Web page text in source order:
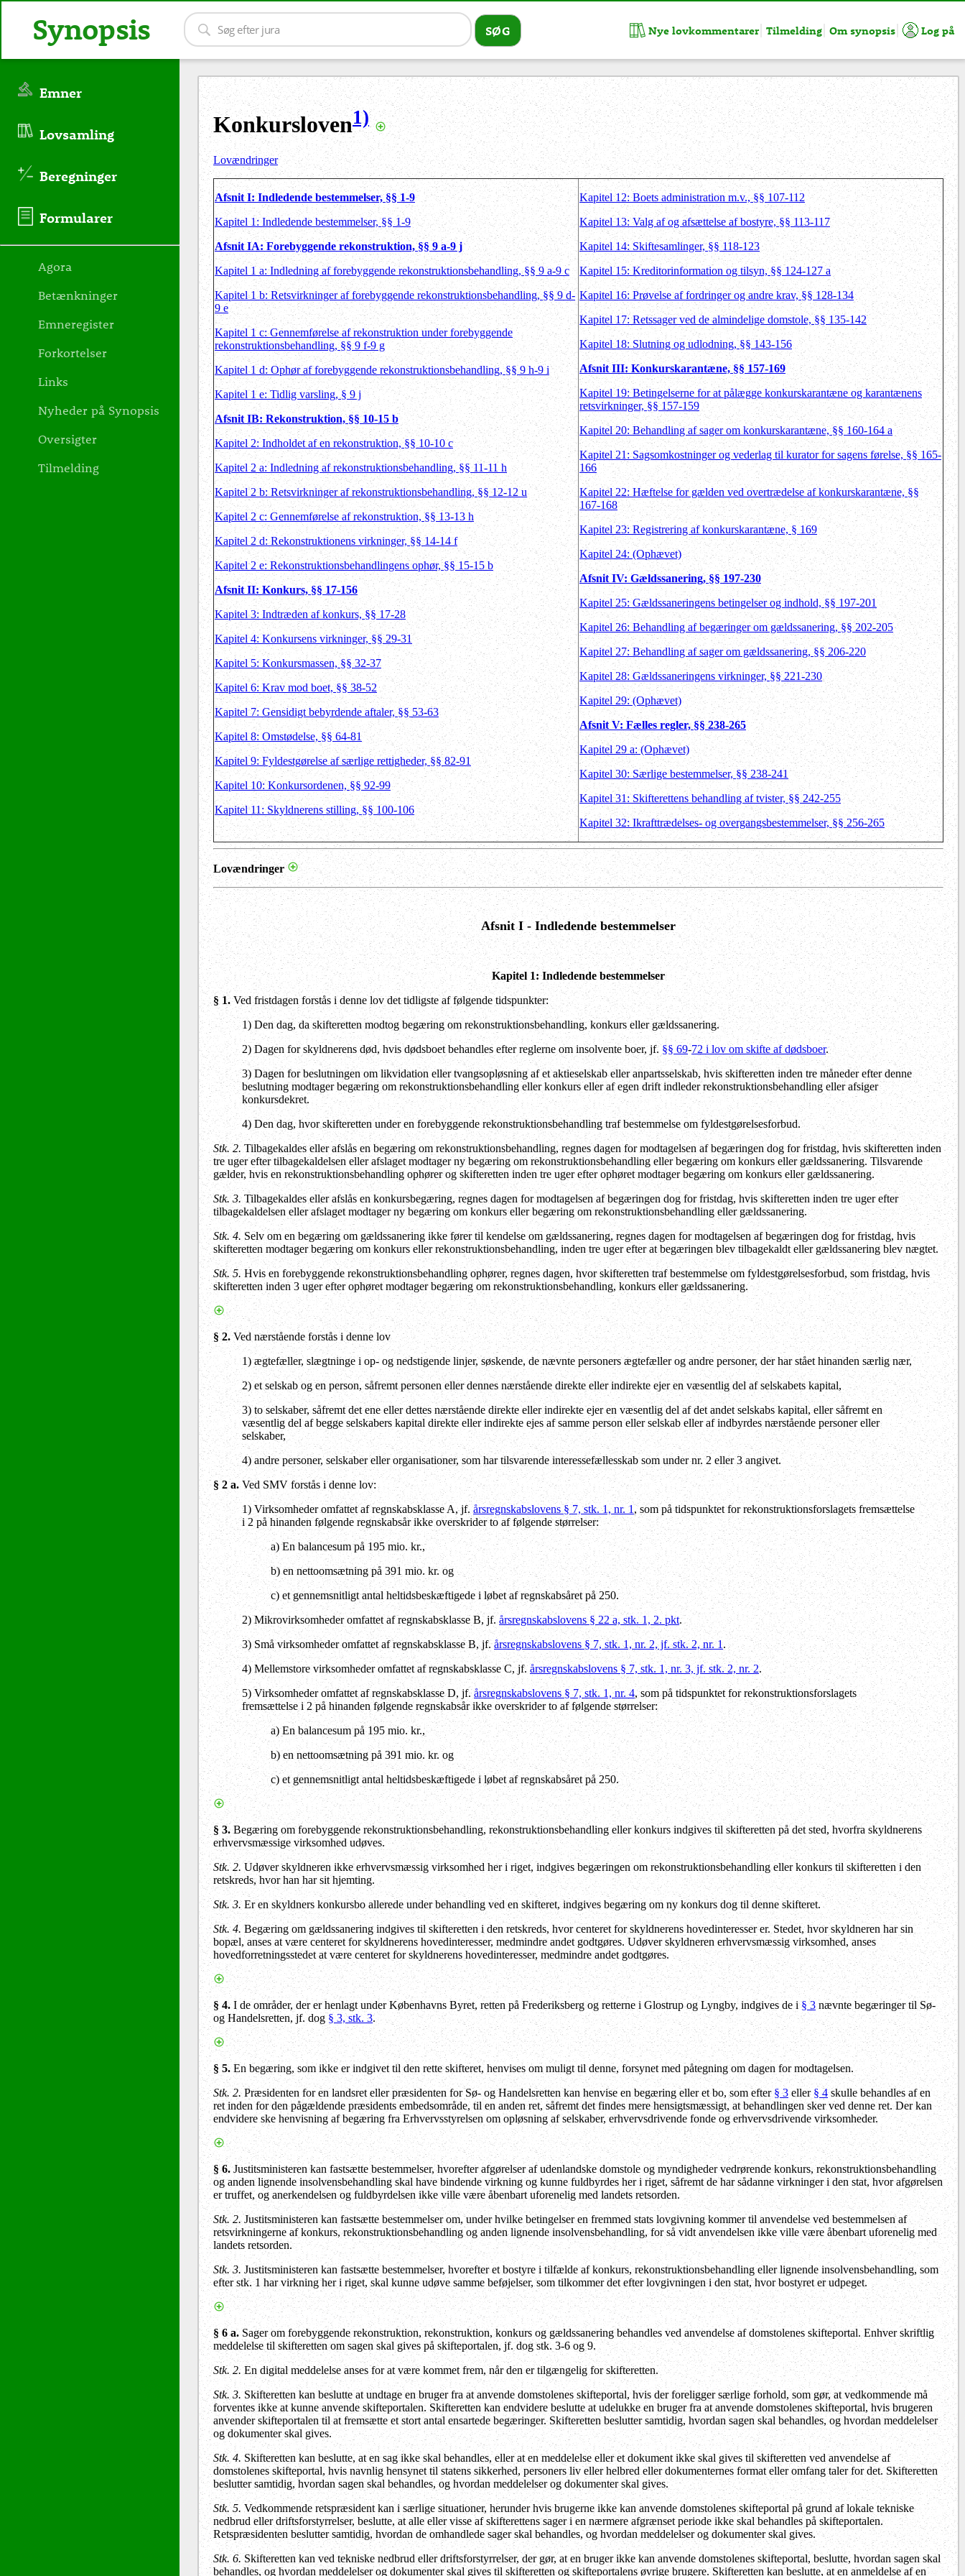
Konkursloven1)
Lovændringer
Afsnit I: Indledende bestemmelser, §§ 1-9
Kapitel 1: Indledende bestemmelser, §§ 1-9
Afsnit IA: Forebyggende rekonstruktion, §§ 9 a-9 j
Kapitel 1 a: Indledning af forebyggende rekonstruktionsbehandling, §§ 9 a-9 c
Kapitel 1 b: Retsvirkninger af forebyggende rekonstruktionsbehandling, §§ 9 d-
9 e
Kapitel 1 c: Gennemførelse af rekonstruktion under forebyggende
rekonstruktionsbehandling, §§ 9 f-9 g
Kapitel 1 d: Ophør af forebyggende rekonstruktionsbehandling, §§ 9 h-9 i
Kapitel 1 e: Tidlig varsling, § 9 j
Afsnit IB: Rekonstruktion, §§ 10-15 b
Kapitel 2: Indholdet af en rekonstruktion, §§ 10-10 c
Kapitel 2 a: Indledning af rekonstruktionsbehandling, §§ 11-11 h
Kapitel 2 b: Retsvirkninger af rekonstruktionsbehandling, §§ 12-12 u
Kapitel 2 c: Gennemførelse af rekonstruktion, §§ 13-13 h
Kapitel 2 d: Rekonstruktionens virkninger, §§ 14-14 f
Kapitel 2 e: Rekonstruktionsbehandlingens ophør, §§ 15-15 b
Afsnit II: Konkurs, §§ 17-156
Kapitel 3: Indtræden af konkurs, §§ 17-28
Kapitel 4: Konkursens virkninger, §§ 29-31
Kapitel 5: Konkursmassen, §§ 32-37
Kapitel 6: Krav mod boet, §§ 38-52
Kapitel 7: Gensidigt bebyrdende aftaler, §§ 53-63
Kapitel 8: Omstødelse, §§ 64-81
Kapitel 9: Fyldestgørelse af særlige rettigheder, §§ 82-91
Kapitel 10: Konkursordenen, §§ 92-99
Kapitel 11: Skyldnerens stilling, §§ 100-106
Kapitel 12: Boets administration m.v., §§ 107-112
Kapitel 13: Valg af og afsættelse af bostyre, §§ 113-117
Kapitel 14: Skiftesamlinger, §§ 118-123
Kapitel 15: Kreditorinformation og tilsyn, §§ 124-127 a
Kapitel 16: Prøvelse af fordringer og andre krav, §§ 128-134
Kapitel 17: Retssager ved de almindelige domstole, §§ 135-142
Kapitel 18: Slutning og udlodning, §§ 143-156
Afsnit III: Konkurskarantæne, §§ 157-169
Kapitel 19: Betingelserne for at pålægge konkurskarantæne og karantænens
retsvirkninger, §§ 157-159
Kapitel 20: Behandling af sager om konkurskarantæne, §§ 160-164 a
Kapitel 21: Sagsomkostninger og vederlag til kurator for sagens førelse, §§ 165-
166
Kapitel 22: Hæftelse for gælden ved overtrædelse af konkurskarantæne, §§
167-168
Kapitel 23: Registrering af konkurskarantæne, § 169
Kapitel 24: (Ophævet)
Afsnit IV: Gældssanering, §§ 197-230
Kapitel 25: Gældssaneringens betingelser og indhold, §§ 197-201
Kapitel 26: Behandling af begæringer om gældssanering, §§ 202-205
Kapitel 27: Behandling af sager om gældssanering, §§ 206-220
Kapitel 28: Gældssaneringens virkninger, §§ 221-230
Kapitel 29: (Ophævet)
Afsnit V: Fælles regler, §§ 238-265
Kapitel 29 a: (Ophævet)
Kapitel 30: Særlige bestemmelser, §§ 238-241
Kapitel 31: Skifterettens behandling af tvister, §§ 242-255
Kapitel 32: Ikrafttrædelses- og overgangsbestemmelser, §§ 256-265
Lovændringer
Afsnit I - Indledende bestemmelser
Kapitel 1: Indledende bestemmelser
§ 1. Ved fristdagen forstås i denne lov det tidligste af følgende tidspunkter:
1)Den dag, da skifteretten modtog begæring om rekonstruktionsbehandling, konkurs eller gældssanering.
2)Dagen for skyldnerens død, hvis dødsboet behandles efter reglerne om insolvente boer, jf.§§ 69-72 i lov om skifte af dødsboer.
3)Dagen for beslutningen om likvidation eller tvangsopløsning af et aktieselskab eller anpartsselskab, hvis skifteretten inden tre måneder efter denne
beslutning modtager begæring om rekonstruktionsbehandling eller konkurs eller af egen drift indleder rekonstruktionsbehandling eller afsiger
konkursdekret.
4) Den dag, hvor skifteretten under en forebyggende rekonstruktionsbehandling traf bestemmelse om fyldestgørelsesforbud.
Stk. 2. Tilbagekaldes eller afslås en begæring om rekonstruktionsbehandling, regnes dagen for modtagelsen af begæringen dog for fristdag, hvis skifteretten inden
tre uger efter tilbagekaldelsen eller afslaget modtager ny begæring om rekonstruktionsbehandling eller begæring om konkurs eller gældssanering. Tilsvarende
gælder, hvis en rekonstruktionsbehandling ophører og skifteretten inden tre uger efter ophøret modtager begæring om konkurs eller gældssanering.
Stk. 3. Tilbagekaldes eller afslås en konkursbegæring, regnes dagen for modtagelsen af begæringen dog for fristdag, hvis skifteretten inden tre uger efter
tilbagekaldelsen eller afslaget modtager ny begæring om konkurs eller begæring om rekonstruktionsbehandling eller gældssanering.
Stk. 4. Selv om en begæring om gældssanering ikke fører til kendelse om gældssanering, regnes dagen for modtagelsen af begæringen dog for fristdag, hvis
skifteretten modtager begæring om konkurs eller rekonstruktionsbehandling, inden tre uger efter at begæringen blev tilbagekaldt eller gældssanering blev nægtet.
Stk. 5.Hvis en forebyggende rekonstruktionsbehandling ophører, regnes dagen, hvor skifteretten traf bestemmelse om fyldestgørelsesforbud, som fristdag, hvis
skifteretten inden 3 uger efter ophøret modtager begæring om rekonstruktionsbehandling, konkurs eller gældssanering.
§ 2.Ved nærstående forstås i denne lov
1) ægtefæller, slægtninge i op- og nedstigende linjer, søskende, de nævnte personers ægtefæller og andre personer, der har stået hinanden særlig nær,
2) et selskab og en person, såfremt personen eller dennes nærstående direkte eller indirekte ejer en væsentlig del af selskabets kapital,
3) to selskaber, såfremt det ene eller dettes nærstående direkte eller indirekte ejer en væsentlig del af det andet selskabs kapital, eller såfremt en
væsentlig del af begge selskabers kapital direkte eller indirekte ejes af samme person eller selskab eller af indbyrdes nærstående personer eller
selskaber,
4) andre personer, selskaber eller organisationer, som har tilsvarende interessefællesskab som under nr. 2 eller 3 angivet.
§ 2 a.Ved SMV forstås i denne lov:
1) Virksomheder omfattet af regnskabsklasse A, jf. årsregnskabslovens § 7, stk. 1, nr. 1, som på tidspunktet for rekonstruktionsforslagets fremsættelse
i 2 på hinanden følgende regnskabsår ikke overskrider to af følgende størrelser:
a) En balancesum på 195 mio. kr.,
b) en nettoomsætning på 391 mio. kr. og
c) et gennemsnitligt antal heltidsbeskæftigede i løbet af regnskabsåret på 250.
2) Mikrovirksomheder omfattet af regnskabsklasse B, jf. årsregnskabslovens § 22 a, stk. 1, 2. pkt.
3) Små virksomheder omfattet af regnskabsklasse B, jf.årsregnskabslovens § 7, stk. 1, nr. 2, jf. stk. 2, nr. 1.
4) Mellemstore virksomheder omfattet af regnskabsklasse C, jf.årsregnskabslovens § 7, stk. 1, nr. 3, jf. stk. 2, nr. 2.
5) Virksomheder omfattet af regnskabsklasse D, jf.årsregnskabslovens § 7, stk. 1, nr. 4, som på tidspunktet for rekonstruktionsforslagets
fremsættelse i 2 på hinanden følgende regnskabsår ikke overskrider to af følgende størrelser:
a) En balancesum på 195 mio. kr.,
b) en nettoomsætning på 391 mio. kr. og
c) et gennemsnitligt antal heltidsbeskæftigede i løbet af regnskabsåret på 250.
§ 3. Begæring om forebyggende rekonstruktionsbehandling, rekonstruktionsbehandling eller konkurs indgives til skifteretten på det sted, hvorfra skyldnerens
erhvervsmæssige virksomhed udøves.
Stk. 2. Udøver skyldneren ikke erhvervsmæssig virksomhed her i riget, indgives begæringen om rekonstruktionsbehandling eller konkurs til skifteretten i den
retskreds, hvor han har sit hjemting.
Stk. 3.Er en skyldners konkursbo allerede under behandling ved en skifteret, indgives begæring om ny konkurs dog til denne skifteret.
Stk. 4. Begæring om gældssanering indgives til skifteretten i den retskreds, hvor centeret for skyldnerens hovedinteresser er. Stedet, hvor skyldneren har sin
bopæl, anses at være centeret for skyldnerens hovedinteresser, medmindre andet godtgøres. Udøver skyldneren erhvervsmæssig virksomhed, anses
hovedforretningsstedet at være centeret for skyldnerens hovedinteresser, medmindre andet godtgøres.
§ 4. I de områder, der er henlagt under Københavns Byret, retten på Frederiksberg og retterne i Glostrup og Lyngby, indgives de i§ 3 nævnte begæringer til Sø-
og Handelsretten, jf. dog § 3, stk. 3.
§ 5. En begæring, som ikke er indgivet til den rette skifteret, henvises om muligt til denne, forsynet med påtegning om dagen for modtagelsen.
Stk. 2.Præsidenten for en landsret eller præsidenten for Sø- og Handelsretten kan henvise en begæring eller et bo, som efter § 3 eller § 4skulle behandles af en
ret inden for den pågældende præsidents embedsområde, til en anden ret, såfremt det findes mere hensigtsmæssigt, at behandlingen sker ved denne ret. Der kan
endvidere ske henvisning af begæring fra Erhvervsstyrelsen om opløsning af selskaber, erhvervsdrivende fonde og erhvervsdrivende virksomheder.
§ 6.Justitsministeren kan fastsætte bestemmelser, hvorefter afgørelser af udenlandske domstole og myndigheder vedrørende konkurs,rekonstruktionsbehandling
og anden lignende insolvensbehandling skal have bindende virkning og kunne fuldbyrdes her i riget, såfremt de har sådanne virkninger i den stat, hvor afgørelsen
er truffet, og anerkendelsen og fuldbyrdelsen ikke ville være åbenbart uforenelig med landets retsorden.
Stk. 2.Justitsministeren kan fastsætte bestemmelser om, under hvilke betingelser en fremmed stats lovgivning kommer til anvendelse ved bestemmelsen af
retsvirkningerne af konkurs,rekonstruktionsbehandlingog anden lignende insolvensbehandling, for så vidt anvendelsen ikke ville være åbenbart uforenelig med
landets retsorden.
Stk. 3. Justitsministeren kan fastsætte bestemmelser, hvorefter et bostyre i tilfælde af konkurs,rekonstruktionsbehandlingeller lignende insolvensbehandling, som
efter stk. 1 har virkning her i riget, skal kunne udøve samme beføjelser, som tilkommer det efter lovgivningen i den stat, hvor bostyret er udpeget.
§ 6 a. Sager om forebyggende rekonstruktion, rekonstruktion, konkurs og gældssanering behandles ved anvendelse af domstolenes skifteportal. Enhver skriftlig
meddelelse til skifteretten om sagen skal gives på skifteportalen, jf. dog stk. 3-6 og 9.
Stk. 2. En digital meddelelse anses for at være kommet frem, når den er tilgængelig for skifteretten.
Stk. 3. Skifteretten kan beslutte at undtage en bruger fra at anvende domstolenes skifteportal, hvis der foreligger særlige forhold, som gør, at vedkommende må
forventes ikke at kunne anvende skifteportalen. Skifteretten kan endvidere beslutte at udelukke en bruger fra at anvende domstolenes skifteportal, hvis brugeren
anvender skifteportalen til at fremsætte et stort antal ensartede begæringer. Skifteretten beslutter samtidig, hvordan sagen skal behandles, og hvordan meddelelser
og dokumenter skal gives.
Stk. 4. Skifteretten kan beslutte, at en sag ikke skal behandles, eller at en meddelelse eller et dokument ikke skal gives til skifteretten ved anvendelse af
domstolenes skifteportal, hvis navnlig hensynet til statens sikkerhed, personers liv eller helbred eller dokumenternes format eller omfang taler for det. Skifteretten
beslutter samtidig, hvordan sagen skal behandles, og hvordan meddelelser og dokumenter skal gives.
Stk. 5. Vedkommende retspræsident kan i særlige situationer, herunder hvis brugerne ikke kan anvende domstolenes skifteportal på grund af lokale tekniske
nedbrud eller driftsforstyrrelser, beslutte, at alle eller visse af skifterettens sager i en nærmere afgrænset periode ikke skal behandles på skifteportalen.
Retspræsidenten beslutter samtidig, hvordan de omhandlede sager skal behandles, og hvordan meddelelser og dokumenter skal gives.
Stk. 6. Skifteretten kan ved tekniske nedbrud eller driftsforstyrrelser, der gør, at en bruger ikke kan anvende domstolenes skifteportal, beslutte, hvordan sagen skal
behandles, og hvordan meddelelser og dokumenter skal gives til skifteretten og skifteportalens øvrige brugere. Skifteretten kan beslutte, at en anmeldelse af en
Emner
Lovsamling
Beregninger
Formularer
Agora
Betænkninger
Emneregister
Forkortelser
Links
Nyheder på Synopsis
Oversigter
Tilmelding
Synopsis Nye lovkommentarer Tilmelding Om synopsis Log på